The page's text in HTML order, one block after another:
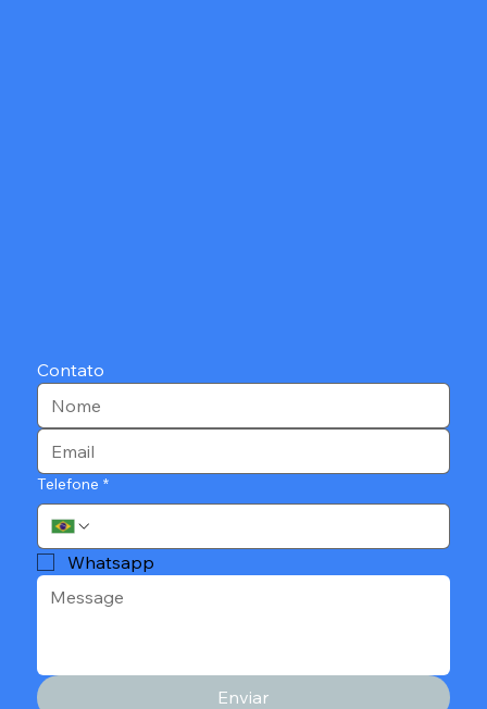
Contato
Telefone *
Whatsapp
Enviar